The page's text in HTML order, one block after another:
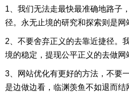
1、我们无法走最快最准确地路子
径。永无止境的研究和探索则是网
2、不要舍弃正义的去靠近捷径。
境的稳定，提现公平正义的去做网
3、网站优化有更好的方法，不要
是边做边看，临渊羡鱼不如退而结